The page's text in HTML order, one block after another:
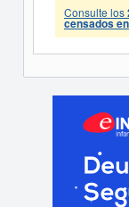
Consulte los
censados